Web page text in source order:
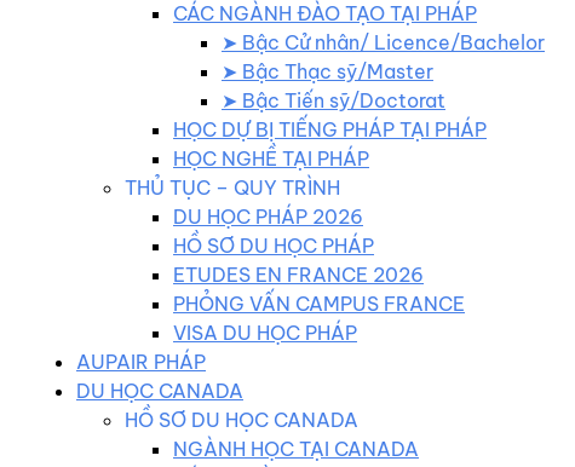
CÁC NGÀNH ĐÀO TẠO TẠI PHÁP
➤ Bậc Cử nhân/ Licence/Bachelor
➤ Bậc Thạc sỹ/Master
➤ Bậc Tiến sỹ/Doctorat
HỌC DỰ BỊ TIẾNG PHÁP TẠI PHÁP
HỌC NGHỀ TẠI PHÁP
THỦ TỤC – QUY TRÌNH
DU HỌC PHÁP 2026
HỒ SƠ DU HỌC PHÁP
ETUDES EN FRANCE 2026
PHỎNG VẤN CAMPUS FRANCE
VISA DU HỌC PHÁP
AUPAIR PHÁP
DU HỌC CANADA
HỒ SƠ DU HỌC CANADA
NGÀNH HỌC TẠI CANADA